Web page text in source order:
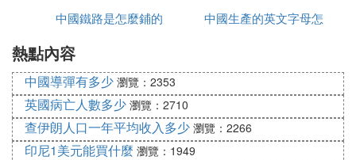
哪些
為中國版
中國鐵路是怎麼鋪的
中國生產的英文字母怎
熱點內容
中國導彈有多少 瀏覽：2353
英國病亡人數多少 瀏覽：2710
查伊朗人口一年平均收入多少 瀏覽：2266
印尼1美元能買什麼 瀏覽：1949